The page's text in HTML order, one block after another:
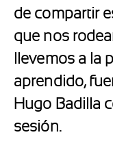
de compartir
que nos
llevemos a la
aprendido,
Hugo Badilla
sesión.